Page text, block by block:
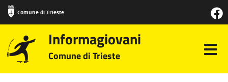
Comune di Trieste
Informagiovani
Comune di Trieste